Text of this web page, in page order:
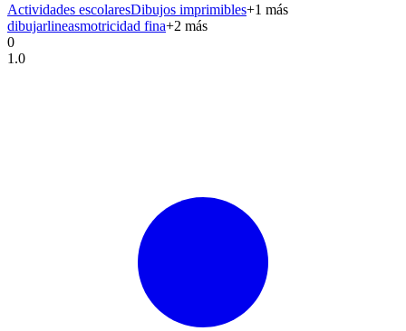
Actividades escolaresDibujos imprimibles+1 más
dibujarlineasmotricidad fina+2 más
0
1.0